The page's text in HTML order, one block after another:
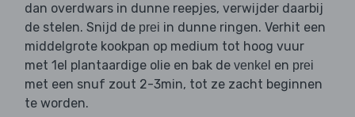
dan overdwars in dunne reepjes, verwijder daarbij
de stelen. Snijd de prei in dunne ringen. Verhit een
middelgrote kookpan op medium tot hoog vuur
met 1el plantaardige olie en bak de venkel en prei
met een snuf zout 2-3min, tot ze zacht beginnen
te worden.